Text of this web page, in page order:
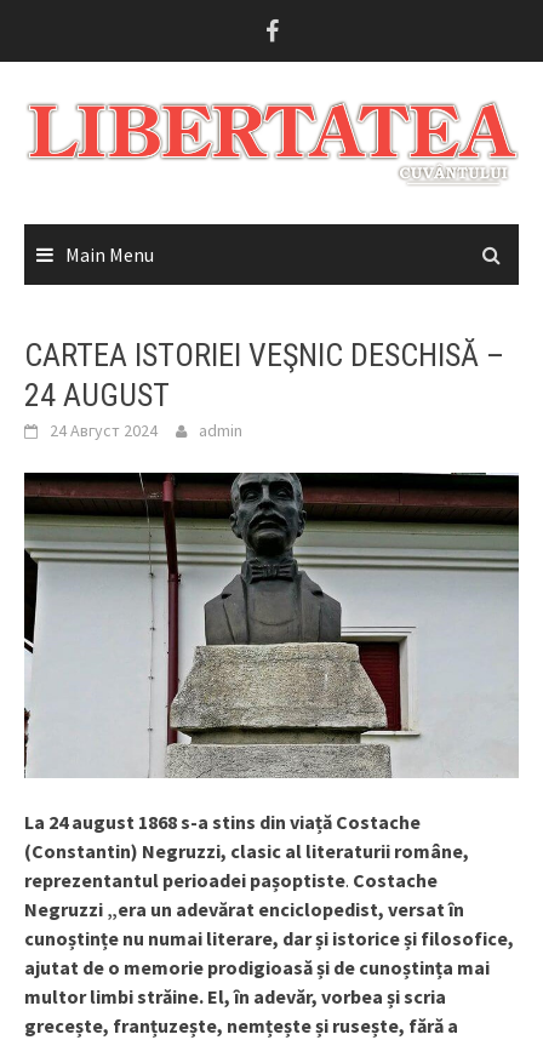
Main Menu
CARTEA ISTORIEI VEŞNIC DESCHISĂ –
24 AUGUST
24 Август 2024 admin
La 24 august 1868 s-a stins din viață Costache
(Constantin) Negruzzi, clasic al literaturii române,
reprezentantul perioadei pașoptiste. Costache
Negruzzi „era un adevărat enciclopedist, versat în
cunoștințe nu numai literare, dar și istorice și filosofice,
ajutat de o memorie prodigioasă și de cunoștința mai
multor limbi străine. El, în adevăr, vorbea și scria
grecește, franțuzește, nemțește și rusește, fără a